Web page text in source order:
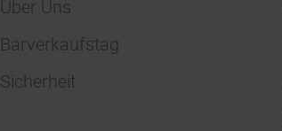
Über Uns
Barverkaufstag
Sicherheit